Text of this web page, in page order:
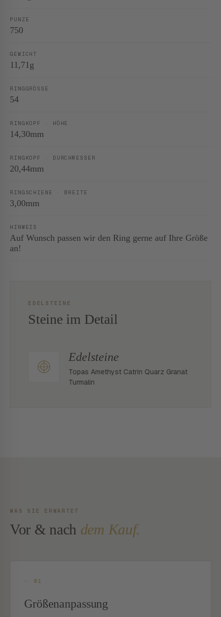
PUNZE
750
GEWICHT
11,71g
RINGGRÖSSE
54
RINGKOPF · HÖHE
14,30mm
RINGKOPF · DURCHMESSER
20,44mm
RINGSCHIENE · BREITE
3,00mm
HINWEIS
Auf Wunsch passen wir den Ring gerne auf Ihre Größe
an!
EDELSTEINE
Steine im Detail
Edelsteine
Topas Amethyst Catrin Quarz Granat
Turmalin
WAS SIE ERWARTET
Vor & nach dem Kauf.
- 01
Größenanpassung